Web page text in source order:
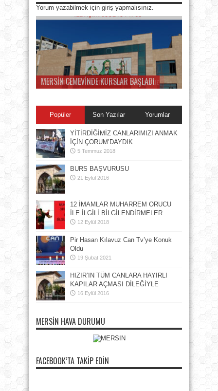
Yorum yazabilmek için giriş yapmalısınız.
MERSİN CEMEVİNDE KURSLAR BAŞLADI
Tüm canları bu önemli panele bekliyoruz
Popüler Son Yazılar Yorumlar
YİTİRDİĞİMİZ CANLARIMIZI ANMAK
İÇİN ÇORUM’DAYDIK
5 Temmuz 2018
BURS BAŞVURUSU
21 Eylül 2016
12 İMAMLAR MUHARREM ORUCU
İLE İLGİLİ BİLGİLENDİRMELER
12 Eylül 2018
Pir Hasan Kılavuz Can Tv’ye Konuk
Oldu
19 Şubat 2021
HIZIR’IN TÜM CANLARA HAYIRLI
KAPILAR AÇMASI DİLEĞİYLE
16 Eylül 2016
MERSIN HAVA DURUMU
FACEBOOK’TA TAKIP EDIN